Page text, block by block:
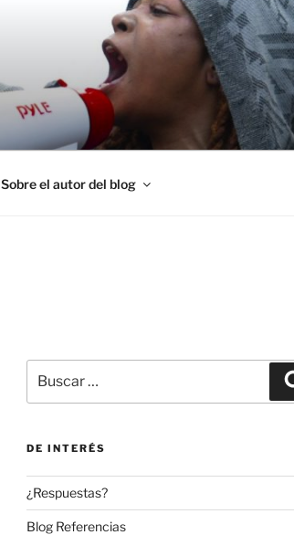
Sobre el autor del blog
por:
DE INTERÉS
¿Respuestas?
Blog Referencias